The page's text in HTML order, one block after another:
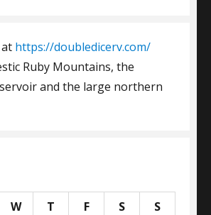
https://doubledicerv.com/
Ruby Mountains, the
and the large northern
W T F S
S